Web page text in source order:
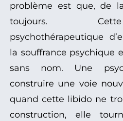
problème est que, de
toujours.
psychothérapeutique
la souffrance psychique
sans nom. Une
construire une voie
quand cette libido ne
construction, elle